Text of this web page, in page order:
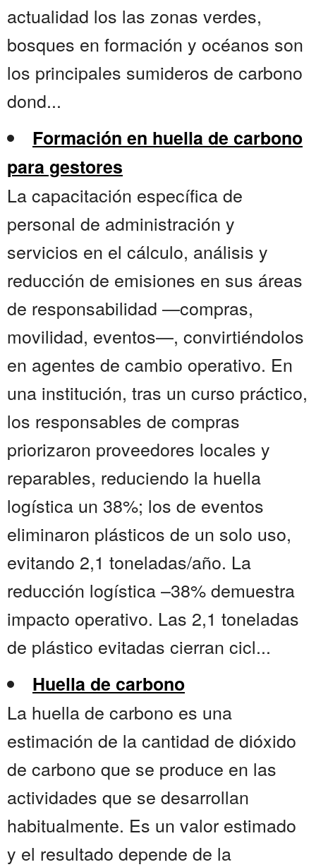
actualidad los las zonas verdes,
bosques en formación y océanos son
los principales sumideros de carbono
dond...
Formación en huella de carbono
para gestores
La capacitación específica de
personal de administración y
servicios en el cálculo, análisis y
reducción de emisiones en sus áreas
de responsabilidad —compras,
movilidad, eventos—, convirtiéndolos
en agentes de cambio operativo. En
una institución, tras un curso práctico,
los responsables de compras
priorizaron proveedores locales y
reparables, reduciendo la huella
logística un 38%; los de eventos
eliminaron plásticos de un solo uso,
evitando 2,1 toneladas/año. La
reducción logística –38% demuestra
impacto operativo. Las 2,1 toneladas
de plástico evitadas cierran cicl...
Huella de carbono
La huella de carbono es una
estimación de la cantidad de dióxido
de carbono que se produce en las
actividades que se desarrollan
habitualmente. Es un valor estimado
y el resultado depende de la